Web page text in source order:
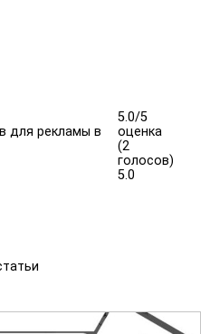
для рекламы в
5.0/5
оценка
(2
голосов)
5.0